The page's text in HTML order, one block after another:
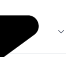
Tasks？